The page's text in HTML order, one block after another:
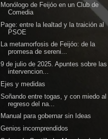
Monólogo de Feijóo en un Club de
Comedia
Page: entre la lealtad y la traición al
PSOE
La metamorfosis de Feijóo: de la
promesa de sereni...
9 de julio de 2025. Apuntes sobre las
intervencion...
Ejes y medidas
Soñando entre togas, y con miedo al
regreso del na...
Manual para gobernar sin Ideas
Genios incomprendidos